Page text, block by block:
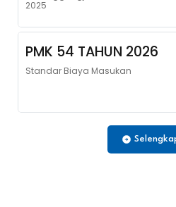
2025
PMK 54 TAHUN 2026
Standar Biaya Masukan